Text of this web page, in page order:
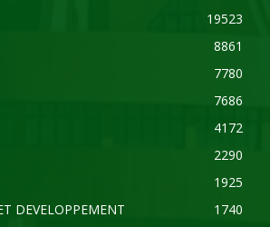
19523
8861
7780
7686
4172
2290
1925
DEVELOPPEMENT
1740